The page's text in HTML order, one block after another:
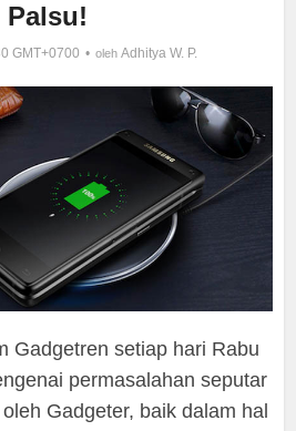
Palsu!
GMT+0700 oleh Adhitya W. P.
Gadgetren setiap hari Rabu
permasalahan seputar
Gadgeter, baik dalam hal